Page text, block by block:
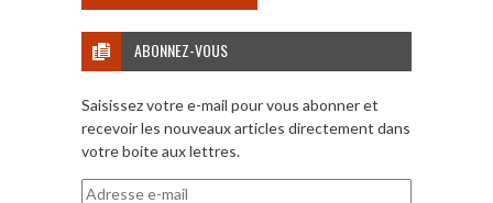
ABONNEZ-VOUS
Saisissez votre e-mail pour vous abonner et
recevoir les nouveaux articles directement dans
votre boite aux lettres.
Adresse